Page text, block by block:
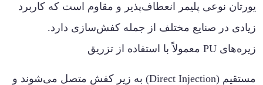
یورتان نوعی پلیمر انعطاف‌پذیر و مقاوم است که کاربرد
زیادی در صنایع مختلف از جمله کفش‌سازی دارد.
زیره‌های PU معمولاً با استفاده از تزریق
مستقیم (Direct Injection) به زیر کفش متصل می‌شوند و